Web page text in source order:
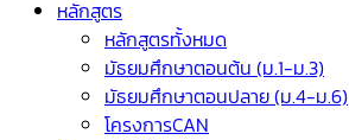
หลักสูตร
หลักสูตรทั้งหมด
มัธยมศึกษาตอนต้น (ม.1-ม.3)
มัธยมศึกษาตอนปลาย (ม.4-ม.6)
โครงการCAN